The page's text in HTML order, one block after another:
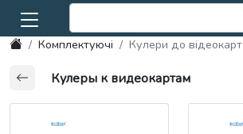
Комплектуючі Кулери до відеокарт
Кулеры к видеокартам